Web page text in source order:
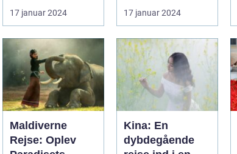
land rigt på kultur,
hist...
17 januar 2024
berømt for sin
unikke blanding af
g...
17 januar 2024
Maldiverne
Rejse: Oplev
Kina: En
dybdegående